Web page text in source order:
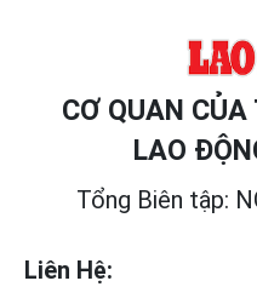
CƠ QUAN
LAO
Tổng Biên tập:
Liên Hệ: